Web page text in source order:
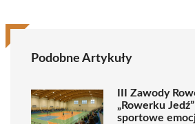
Podobne Artykuły
III Zawody
„Rowerku
sportowe